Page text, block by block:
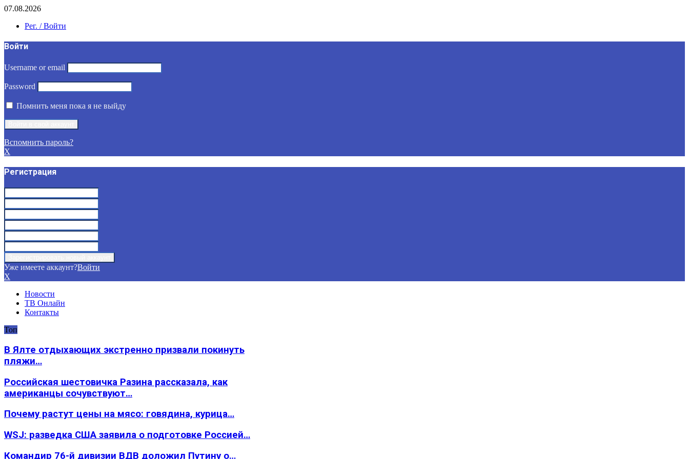
07.08.2026
Рег. / Войти
Войти
Username or email
Password
Помнить меня пока я не выйду
Вспомнить пароль?
X
Регистрация
Уже имеете аккаунт?Войти
X
Новости
ТВ Онлайн
Контакты
Топ
В Ялте отдыхающих экстренно призвали покинуть
пляжи…
Российская шестовичка Разина рассказала, как
американцы сочувствуют…
Почему растут цены на мясо: говядина, курица…
WSJ: разведка США заявила о подготовке Россией…
Командир 76-й дивизии ВДВ доложил Путину о…